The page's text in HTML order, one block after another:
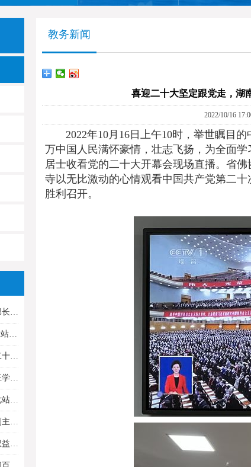
湖南省委常委、省委统战部部长黄兰香参加省宗教界...
“湖南佛慈2016慈善行”第十五站到益阳市安化...
湖南佛协召开学习宣传贯彻二十大精神动员部署会议
中国佛学院普陀山学院毕业班学僧赴长沙麓山寺参访
【湖南佛慈2016慈善行】第七站慰问资助醴陵枫...
教师节前夕省民宗委刘鸿伏副主任到湖南佛学院进行...
【湖南日报】中佛协理事会权益保护委员会在湘召开...
教务新闻
喜迎二十大坚定跟党走，湖
2022/10/16
2022年10月16日上午10时，举世瞩目的
万中国人民满怀豪情，壮志飞扬，为全面
居士收看党的二十大开幕会现场直播。省
寺以无比激动的心情观看中国共产党第二
胜利召开。